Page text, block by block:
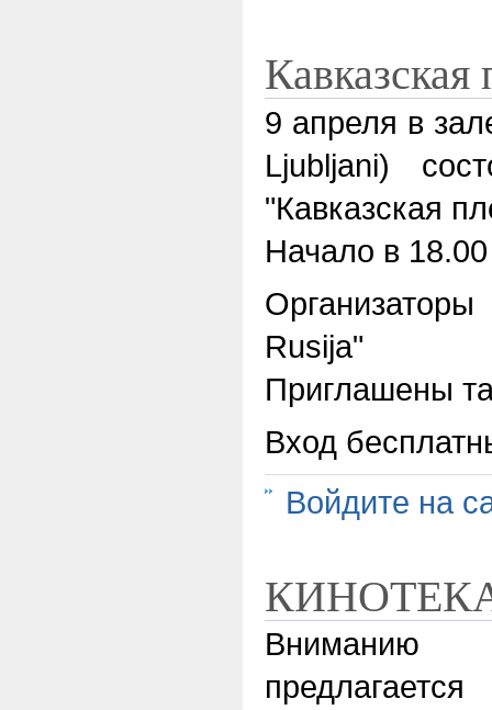
Кавказская
9 апреля в
Ljubljani)
"Кавказская
Начало в 18.00
Rusija"
Приглашены
Вход
Войдите на
Вниманию